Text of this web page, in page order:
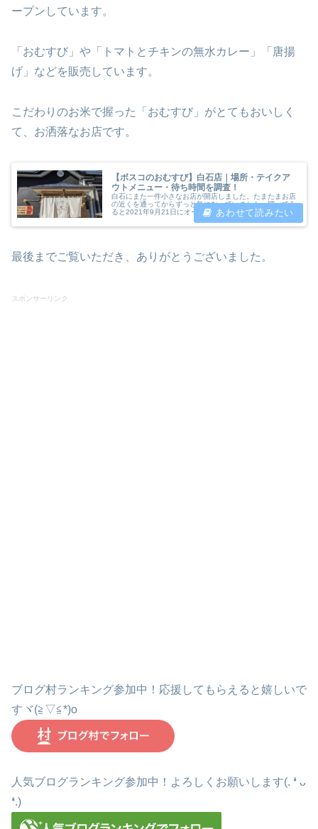
ープンしています。
「おむすび」や「トマトとチキンの無水カレー」「唐揚
げ」などを販売しています。
こだわりのお米で握った「おむすび」がとてもおいしく
て、お洒落なお店です。
【ボスコのおむすび】白石店｜場所・テイクア
ウトメニュー・待ち時間を調査！
白石にまた一件小さなお店が開店しました。たまたまお店
の近くを通ってからずっと気になっていました。調べてみ
ると2021年9月21日にオープした【ボスコのおむすび】
白石店。前に私の記事で紹介した【MORI NO SODE(森の
ソーダ)】と【駄菓...
最後までご覧いただき、ありがとうございました。
スポンサーリンク
ブログ村ランキング参加中！応援してもらえると嬉しいで
すヾ(≧▽≦*)o
人気ブログランキング参加中！よろしくお願いします(. ❛ ᴗ
❛.)